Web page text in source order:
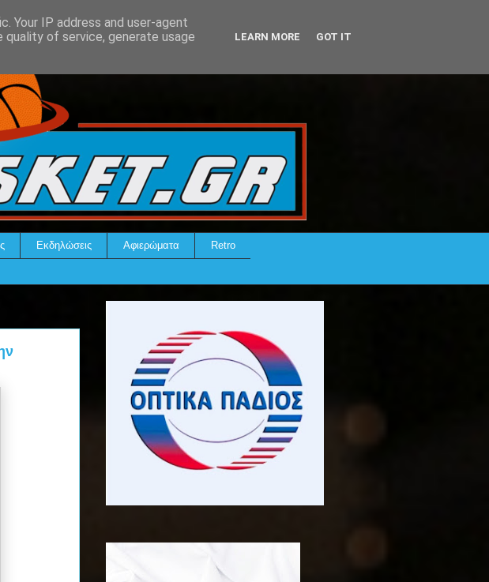
Εκδηλώσεις Αφιερώματα Retro
Your IP address and user-agent
of service, generate usage
LEARN MORE GOT IT